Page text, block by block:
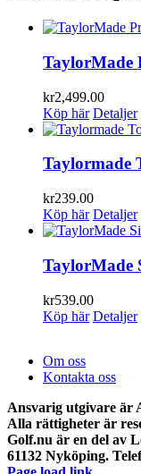
TaylorMade
kr2,499.00
Köp här Detaljer
Taylormade
kr239.00
Köp här Detaljer
TaylorMade
kr539.00
Köp här Detaljer
Om oss
Kontakta oss
Ansvarig utgivare är
Alla rättigheter är
Golf.nu är en del av
61132 Nyköping.